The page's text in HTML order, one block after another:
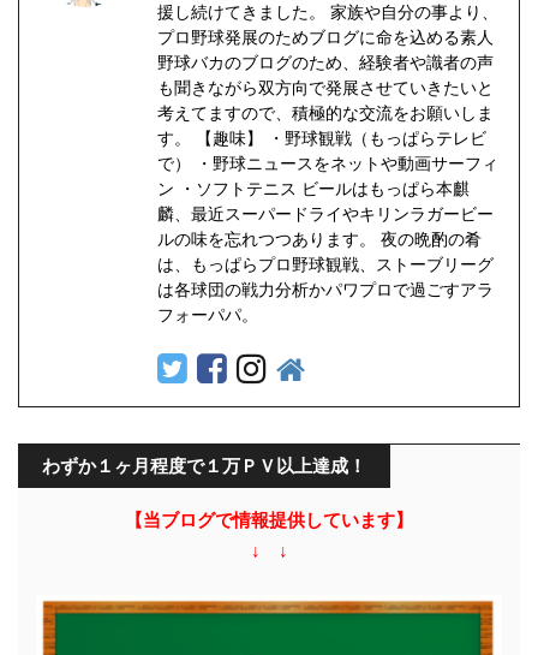
援し続けてきました。 家族や自分の事より、
プロ野球発展のためブログに命を込める素人
野球バカのブログのため、経験者や識者の声
も聞きながら双方向で発展させていきたいと
考えてますので、積極的な交流をお願いしま
す。 【趣味】 ・野球観戦（もっぱらテレビ
で） ・野球ニュースをネットや動画サーフィ
ン ・ソフトテニス ビールはもっぱら本麒
麟、最近スーパードライやキリンラガービー
ルの味を忘れつつあります。 夜の晩酌の肴
は、もっぱらプロ野球観戦、ストーブリーグ
は各球団の戦力分析かパワプロで過ごすアラ
フォーパパ。
わずか１ヶ月程度で１万ＰＶ以上達成！
【当ブログで情報提供しています】
↓ ↓